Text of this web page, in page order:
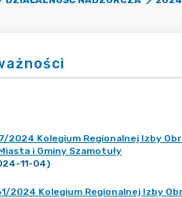
2024 Kolegium Regionalnej Izby
i Gminy Szamotuły
11-04)
2024 Kolegium Regionalnej Izby